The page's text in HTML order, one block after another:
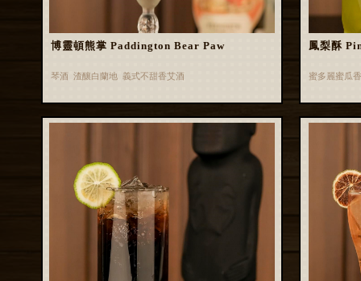
博靈頓熊掌 Paddington Bear Paw
琴酒 渣釀白蘭地 義式不甜香艾酒
鳳梨酥
蜜多麗蜜瓜